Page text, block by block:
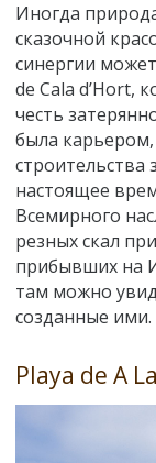
Иногда
сказочной
синергии
de Cala d’Hort,
честь
была
строительства
настоящее
Всемирного
резных скал
прибывших на
там можно
созданные ими.
Рlaya de A